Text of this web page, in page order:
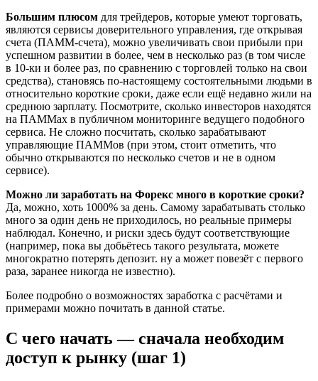
Большим плюсом для трейдеров, которые умеют торговать,
являются сервисы доверительного управления, где открывая
счета (ПАММ-счета), можно увеличивать свои прибыли при
успешном развитии в более, чем в несколько раз (в том числе
в 10-ки и более раз, по сравнению с торговлей только на свои
средства), становясь по-настоящему состоятельными людьми в
относительно короткие сроки, даже если ещё недавно жили на
среднюю зарплату. Посмотрите, сколько инвесторов находятся
на ПАММах в публичном мониторинге ведущего подобного
сервиса. Не сложно посчитать, сколько зарабатывают
управляющие ПАММов (при этом, стоит отметить, что
обычно открываются по несколько счетов и не в одном
сервисе).
Можно ли заработать на Форекс много в короткие сроки?
Да, можно, хоть 1000% за день. Самому зарабатывать столько
много за один день не приходилось, но реальные примеры
наблюдал. Конечно, и риски здесь будут соответствующие
(например, пока вы добьётесь такого результата, можете
многократно потерять депозит. ну а может повезёт с первого
раза, заранее никогда не известно).
Более подробно о возможностях заработка с расчётами и
примерами можно почитать в данной статье.
С чего начать — сначала необходим
доступ к рынку (шаг 1)